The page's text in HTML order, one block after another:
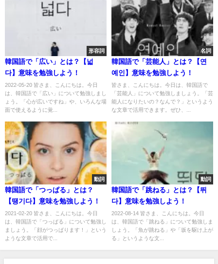
形容詞
韓国語で「広い」とは？【넓
다】意味を勉強しよう！
2022-05-20 皆さま、こんにちは。今日
は、韓国語で「広い」について勉強しまし
ょう。「心が広いですね」や、いろんな場
面で使えるように覚...
名詞
韓国語で「芸能人」とは？【연
예인】意味を勉強しよう！
皆さま、こんにちは。今日は、韓国語で
「芸能人」について勉強しましょう。「芸
能人になりたいの？なんで？」というよう
な文章で活用できます。ぜひ、...
動詞
韓国語で「つっぱる」とは？
【땡기다】意味を勉強しよう！
2021-02-20 皆さま、こんにちは。今日
は、韓国語で「つっぱる」について勉強し
ましょう。「顔がつっぱります！」という
ような文章で活用で...
動詞
韓国語で「跳ねる」とは？【뛰
다】意味を勉強しよう！
2022-08-14 皆さま、こんにちは。今日
は、韓国語で「跳ねる」について勉強しま
しょう。「魚が跳ねる」や「坂を駆け上が
る」というような文...